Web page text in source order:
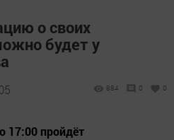
о своих
будет у
884 0 0
17:00 пройдёт